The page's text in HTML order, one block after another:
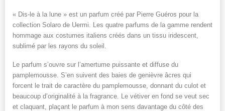
« Dis-le à la lune » est un parfum créé par Pierre Guéros pour la
collection Solaro de Uermi. Les quatre parfums de la gamme rendent
hommage aux costumes italiens créés dans un tissu iridescent,
sublimé par les rayons du soleil.
Le parfum s’ouvre sur l’amertume puissante et diffuse du
pamplemousse. S’en suivent des baies de genièvre âcres qui
forcent le trait de caractère du pamplemousse, donnant du culot et
beaucoup d’originalité à la fragrance. Le vétiver en fond se veut sec
et claquant, plaçant le parfum à mon sens davantage du côté des